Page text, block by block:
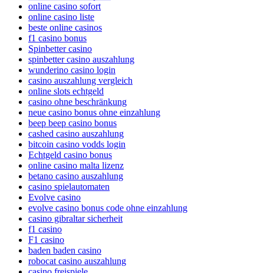
online casino sofort
online casino liste
beste online casinos
f1 casino bonus
Spinbetter casino
spinbetter casino auszahlung
wunderino casino login
casino auszahlung vergleich
online slots echtgeld
casino ohne beschränkung
neue casino bonus ohne einzahlung
beep beep casino bonus
cashed casino auszahlung
bitcoin casino vodds login
Echtgeld casino bonus
online casino malta lizenz
betano casino auszahlung
casino spielautomaten
Evolve casino
evolve casino bonus code ohne einzahlung
casino gibraltar sicherheit
f1 casino
F1 casino
baden baden casino
robocat casino auszahlung